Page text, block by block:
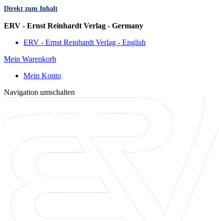
Direkt zum Inhalt
ERV - Ernst Reinhardt Verlag - Germany
ERV - Ernst Reinhardt Verlag - English
Mein Warenkorb
Mein Konto
Navigation umschalten